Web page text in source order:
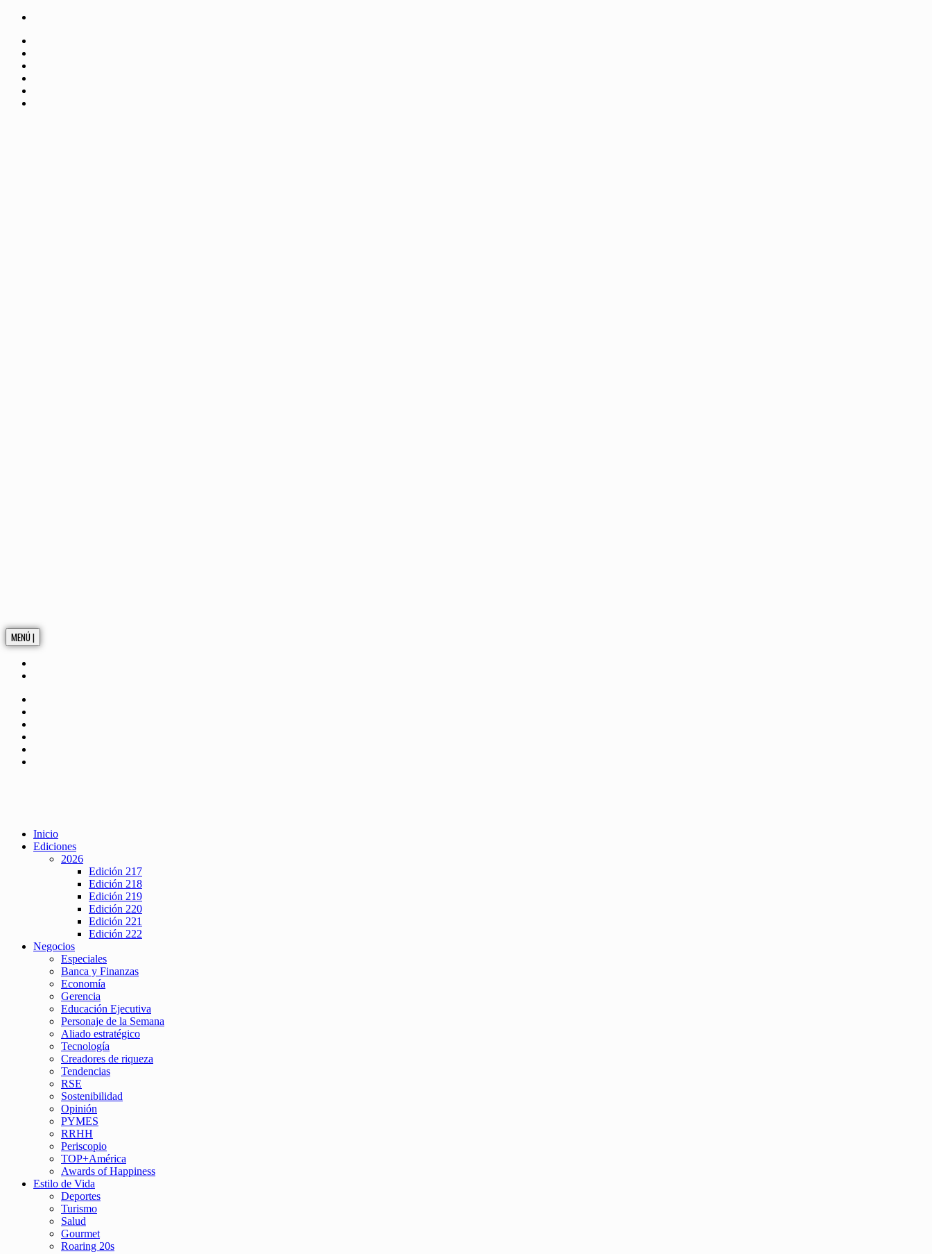
MENÚ |
Inicio
Ediciones
2026
Edición 217
Edición 218
Edición 219
Edición 220
Edición 221
Edición 222
Negocios
Especiales
Banca y Finanzas
Economía
Gerencia
Educación Ejecutiva
Personaje de la Semana
Aliado estratégico
Tecnología
Creadores de riqueza
Tendencias
RSE
Sostenibilidad
Opinión
PYMES
RRHH
Periscopio
TOP+América
Awards of Happiness
Estilo de Vida
Deportes
Turismo
Salud
Gourmet
Roaring 20s